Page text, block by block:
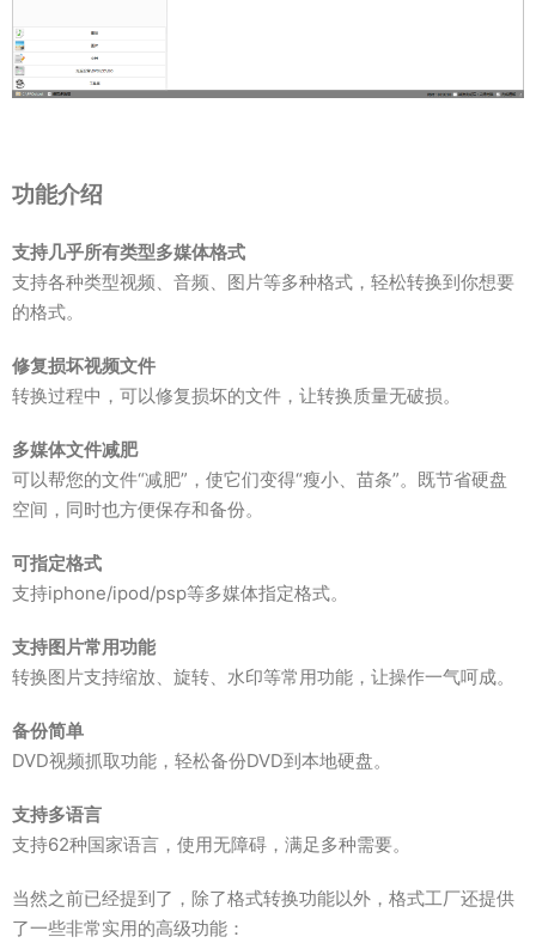
功能介绍
支持几乎所有类型多媒体格式
支持各种类型视频、音频、图片等多种格式，轻松转换到你想要
的格式。
修复损坏视频文件
转换过程中，可以修复损坏的文件，让转换质量无破损。
多媒体文件减肥
可以帮您的文件“减肥”，使它们变得“瘦小、苗条”。既节省硬盘
空间，同时也方便保存和备份。
可指定格式
支持iphone/ipod/psp等多媒体指定格式。
支持图片常用功能
转换图片支持缩放、旋转、水印等常用功能，让操作一气呵成。
备份简单
DVD视频抓取功能，轻松备份DVD到本地硬盘。
支持多语言
支持62种国家语言，使用无障碍，满足多种需要。
当然之前已经提到了，除了格式转换功能以外，格式工厂还提供
了一些非常实用的高级功能：